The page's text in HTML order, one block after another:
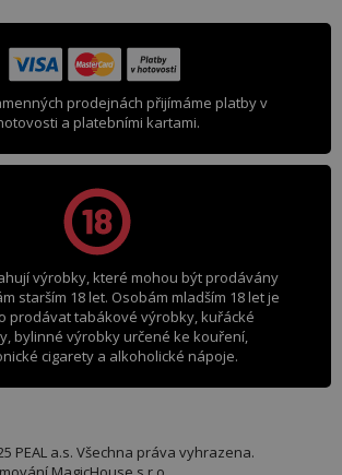
prodejnách přijímáme platby v
a platebními kartami.
výrobky, které mohou být prodávány
starším 18 let. Osobám mladším 18 let je
prodávat tabákové výrobky, kuřácké
bylinné výrobky určené ke kouření,
cigarety a alkoholické nápoje.
PEAL a.s. Všechna práva vyhrazena.